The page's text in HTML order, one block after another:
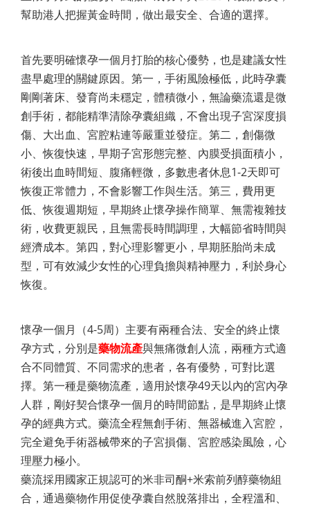
幫助港人把握黃金時間，做出最安全、合適的選擇。
首先要明確懷孕一個月打胎的核心優勢，也是建議女性
盡早處理的關鍵原因。第一，手術風險極低，此時孕囊
剛剛著床、發育尚未穩定，體積微小，無論藥流還是微
創手術，都能精準清除孕囊組織，不會出現子宮深度損
傷、大出血、宮腔粘連等嚴重並發症。第二，創傷微
小、恢復快速，早期子宮形態完整、內膜受損面積小，
術後出血時間短、腹痛輕微，多數患者休息1-2天即可
恢復正常體力，不會影響工作與生活。第三，費用更
低、恢復週期短，早期終止懷孕操作簡單、無需複雜技
術，收費更親民，且無需長時間調理，大幅節省時間與
經濟成本。第四，對心理影響更小，早期胚胎尚未成
型，可有效減少女性的心理負擔與精神壓力，利於身心
恢復。
懷孕一個月（4-5周）主要有兩種合法、安全的終止懷
孕方式，分別是藥物流產與無痛微創人流，兩種方式適
合不同體質、不同需求的患者，各有優勢，可對比選
擇。第一種是藥物流產，適用於懷孕49天以內的宮內孕
人群，剛好契合懷孕一個月的時間節點，是早期終止懷
孕的經典方式。藥流全程無創手術、無器械進入宮腔，
完全避免手術器械帶來的子宮損傷、宮腔感染風險，心
理壓力極小。
藥流採用國家正規認可的米非司酮+米索前列醇藥物組
合，通過藥物作用促使孕囊自然脫落排出，全程溫和、